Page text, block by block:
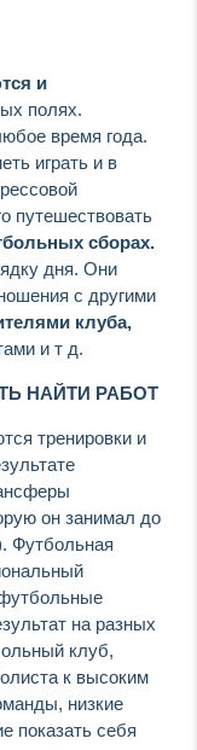
и
полях.
время года.
играть и в
путешествовать
сборах.
дня. Они
с другими
клуба,
и т д.
НАЙТИ РАБОТ
тренировки и
он занимал до
Футбольная
на разных
клуб,
к высоким
низкие
показать себя